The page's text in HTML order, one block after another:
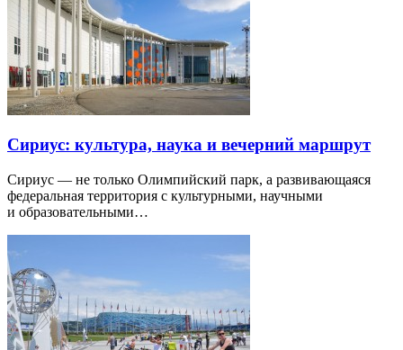
Сириус: культура, наука и вечерний маршрут
Сириус — не только Олимпийский парк, а развивающаяся
федеральная территория с культурными, научными
и образовательными…